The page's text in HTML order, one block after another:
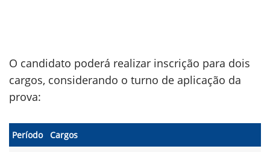
O candidato poderá realizar inscrição para dois
cargos, considerando o turno de aplicação da
prova:
Período Cargos